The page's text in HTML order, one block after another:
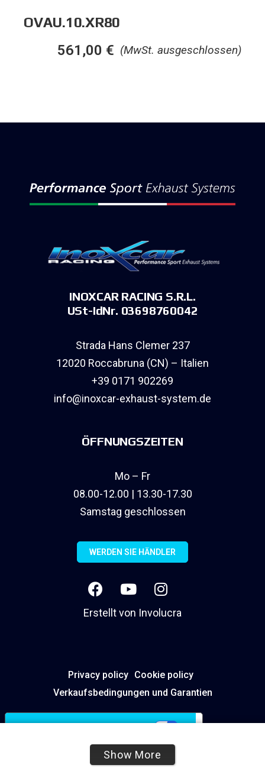
OVAU.10.XR80
(MwSt. ausgeschlossen)
561,00 €
INOXCAR RACING S.R.L.
USt-IdNr. 03698760042
Strada Hans Clemer 237
12020 Roccabruna (CN) – Italien
+39 0171 902269
info@inoxcar-exhaust-system.de
ÖFFNUNGSZEITEN
Mo – Fr
08.00-12.00 | 13.30-17.30
Samstag geschlossen
WERDEN SIE HÄNDLER
Erstellt von Involucra
Privacy policy Cookie policy
Verkaufsbedingungen und Garantien
Hinweis bei ErhebungShow More